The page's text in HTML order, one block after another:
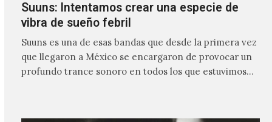
Suuns: Intentamos crear una especie de
vibra de sueño febril
Suuns es una de esas bandas que desde la primera vez
que llegaron a México se encargaron de provocar un
profundo trance sonoro en todos los que estuvimos